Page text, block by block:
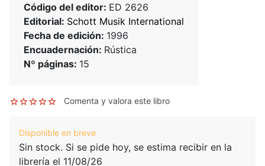
Código del editor: ED 2626
Editorial: Schott Musik International
Fecha de edición: 1996
Encuadernación: Rústica
Nº páginas: 15
Comenta y valora este libro
Disponible en breve
Sin stock. Si se pide hoy, se estima recibir en la
librería el 11/08/26